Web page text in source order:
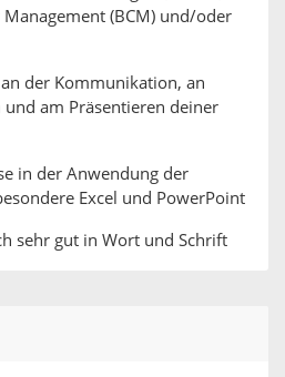
(BCM) und/oder
der Kommunikation, an
und am Präsentieren deiner
in der Anwendung der
Excel und PowerPoint
sehr gut in Wort und Schrift